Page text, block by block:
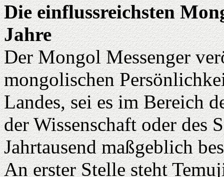
Die einflussreichsten
Jahre
Der Mongol Messenger
mongolischen
Landes, sei es im Bereich
der Wissenschaft oder des
Jahrtausend maßgeblich
An erster Stelle steht